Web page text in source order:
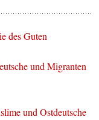
des Guten
und Migranten
und Ostdeutsche